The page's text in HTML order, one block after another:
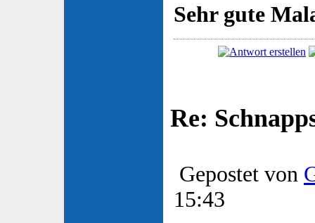
Sehr gute
Re:
Gepostet von
15:43